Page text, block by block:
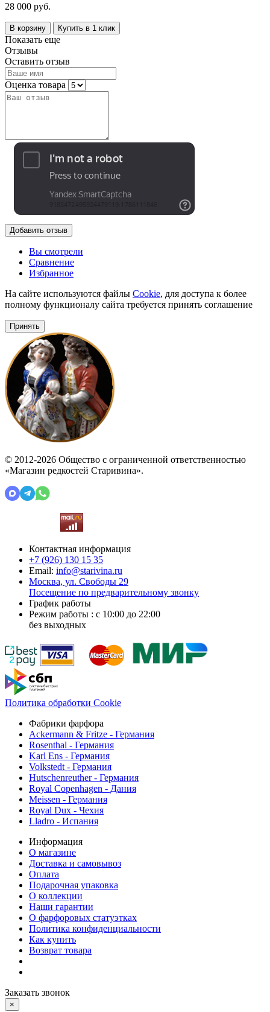
28 000 руб.
В корзину Купить в 1 клик
Показать еще
Отзывы
Оставить отзыв
Оценка товара
Добавить отзыв
Вы смотрели
Сравнение
Избранное
На сайте используются файлы Cookie, для доступа к более
полному функционалу сайта требуется принять соглашение
Принять
© 2012-2026 Общество с ограниченной ответственностью
«Магазин редкостей Старивина».
Контактная информация
+7 (926) 130 15 35
Email: info@starivina.ru
Москва, ул. Свободы 29
Посещение по предварительному звонку
График работы
Режим работы : с 10:00 до 22:00
без выходных
Политика обработки Cookie
Фабрики фарфора
Ackermann & Fritze - Германия
Rosenthal - Германия
Karl Ens - Германия
Volkstedt - Германия
Hutschenreuther - Германия
Royal Copenhagen - Дания
Meissen - Германия
Royal Dux - Чехия
Lladro - Испания
Информация
О магазине
Доставка и самовывоз
Оплата
Подарочная упаковка
О коллекции
Наши гарантии
О фарфоровых статуэтках
Политика конфиденциальности
Как купить
Возврат товара
Заказать звонок
×